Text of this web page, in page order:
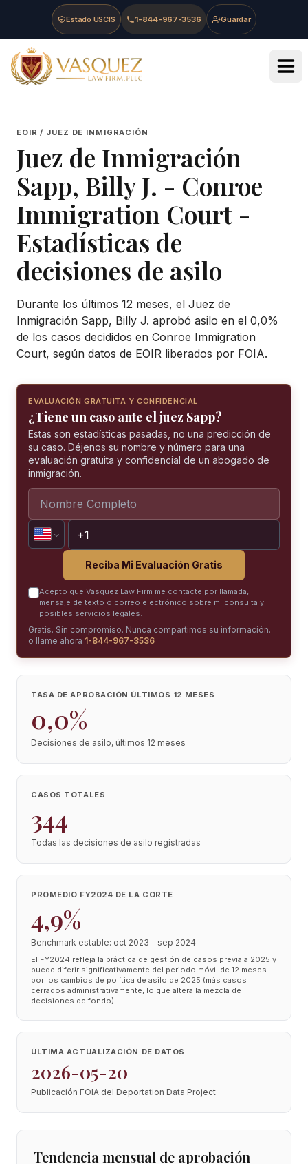
Skip to main content
Skip to navigation
Skip to footer
Estado USCIS 1-844-967-3536 Guardar
Vasquez Law Firm - Home
EOIR / JUEZ DE INMIGRACIÓN
Juez de Inmigración
Sapp, Billy J. - Conroe
Immigration Court -
Estadísticas de
decisiones de asilo
Durante los últimos 12 meses, el Juez de
Inmigración Sapp, Billy J. aprobó asilo en el 0,0%
de los casos decididos en Conroe Immigration
Court, según datos de EOIR liberados por FOIA.
EVALUACIÓN GRATUITA Y CONFIDENCIAL
¿Tiene un caso ante el juez Sapp?
Estas son estadísticas pasadas, no una predicción de
su caso. Déjenos su nombre y número para una
evaluación gratuita y confidencial de un abogado de
inmigración.
Reciba Mi Evaluación Gratis
Acepto que Vasquez Law Firm me contacte por llamada,
mensaje de texto o correo electrónico sobre mi consulta y
posibles servicios legales.
Gratis. Sin compromiso. Nunca compartimos su información.
o llame ahora 1-844-967-3536
TASA DE APROBACIÓN ÚLTIMOS 12 MESES
0,0%
Decisiones de asilo, últimos 12 meses
CASOS TOTALES
344
Todas las decisiones de asilo registradas
PROMEDIO FY2024 DE LA CORTE
4,9%
Benchmark estable: oct 2023 – sep 2024
El FY2024 refleja la práctica de gestión de casos previa a 2025 y
puede diferir significativamente del periodo móvil de 12 meses
por los cambios de política de asilo de 2025 (más casos
cerrados administrativamente, lo que altera la mezcla de
decisiones de fondo).
ÚLTIMA ACTUALIZACIÓN DE DATOS
2026-05-20
Publicación FOIA del Deportation Data Project
Tendencia mensual de aprobación